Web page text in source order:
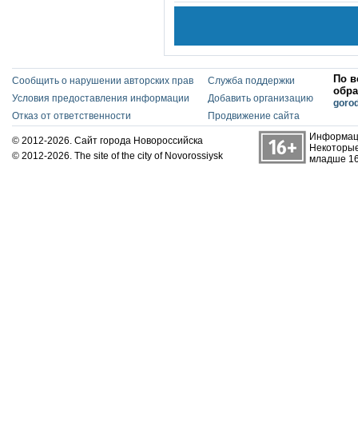
Сообщить о нарушении авторских прав
Условия предоставления информации
Отказ от ответственности
Служба поддержки
Добавить организацию
Продвижение сайта
По
© 2012-2026. Сайт города Новороссийска
© 2012-2026. The site of the city of Novorossiysk
младше